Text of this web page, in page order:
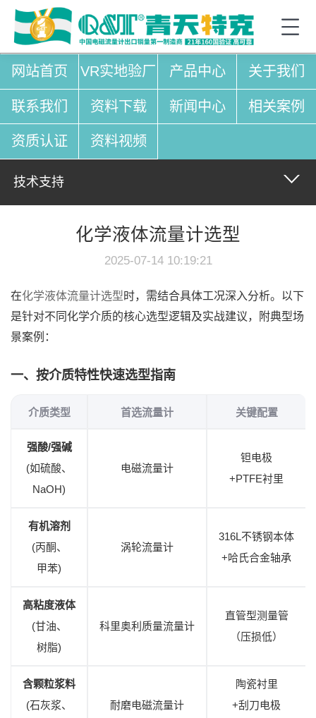
网站首页 VR实地验厂 产品中心 关于我们
联系我们 资料下载 新闻中心 相关案例
资质认证 资料视频
技术支持
化学液体流量计选型
2025-07-14 10:19:21
在化学液体流量计选型时，需结合具体工况深入分析。以下
是针对不同化学介质的核心选型逻辑及实战建议，附典型场
景案例：
一、按介质特性快速选型指南
介质类型 首选流量计 关键配置
强酸/强碱
(如硫酸、
NaOH)
电磁流量计
钽电极
+PTFE衬里
有机溶剂
(丙酮、
甲苯)
涡轮流量计
316L不锈钢本体
+哈氏合金轴承
高粘度液体
(甘油、
树脂)
科里奥利质量流量计
直管型测量管
（压损低）
含颗粒浆料
(石灰浆、
耐磨电磁流量计
陶瓷衬里
+刮刀电极